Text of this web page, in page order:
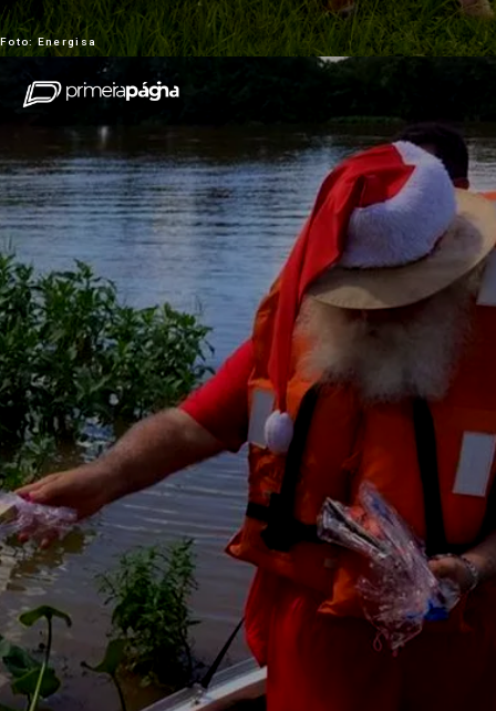
Foto: Energisa